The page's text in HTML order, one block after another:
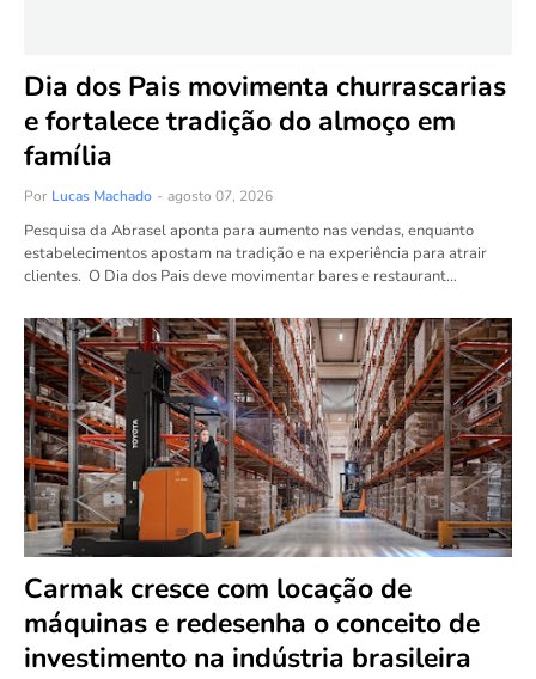
Dia dos Pais movimenta churrascarias
e fortalece tradição do almoço em
família
Por Lucas Machado - agosto 07, 2026
Pesquisa da Abrasel aponta para aumento nas vendas, enquanto
estabelecimentos apostam na tradição e na experiência para atrair
clientes. O Dia dos Pais deve movimentar bares e restaurant…
Carmak cresce com locação de
máquinas e redesenha o conceito de
investimento na indústria brasileira